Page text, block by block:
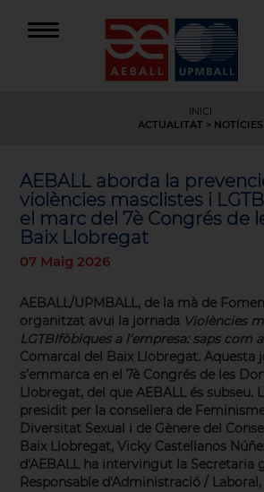
INICI
ACTUALITAT > NOTÍCIES
AEBALL aborda la
violències masclistes i
el marc del 7è Congrés de
Baix Llobregat
07 Maig 2026
AEBALL/UPMBALL, de la mà de
organitzat avui la jornada Violències
LGTBIfòbiques a l’empresa: saps com
Comarcal del Baix Llobregat. Aquesta
s’emmarca en el 7è Congrés de les
Llobregat, del que AEBALL és subseu.
presidit per la consellera de
Diversitat Sexual i de Gènere del
Baix Llobregat, Vicky Castellanos
d'AEBALL ha intervingut la Secretaria
Responsable d'Administració / Laboral,